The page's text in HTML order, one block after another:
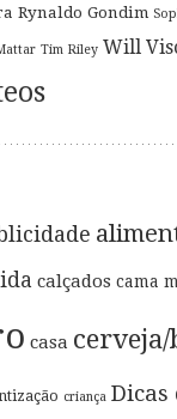
Rynaldo Gondim
Tim Riley Will
calçados cama
casa
criança